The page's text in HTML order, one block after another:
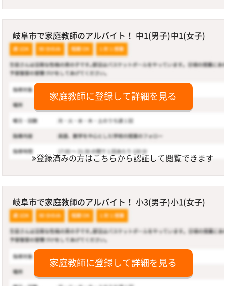
岐阜市で家庭教師のアルバイト！ 中1(男子)中1(女子)
家庭教師に登録して詳細を見る
登録済みの方はこちらから認証して閲覧できます
岐阜市で家庭教師のアルバイト！ 小3(男子)小1(女子)
家庭教師に登録して詳細を見る